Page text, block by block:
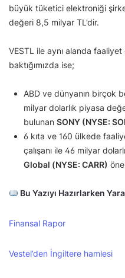
büyük tüketici elektroniği
değeri 8,5 milyar TL’dir.
VESTL ile aynı alanda
baktığımızda ise;
ABD ve dünyanın birçok
milyar dolarlık piyasa
bulunan SONY (NYSE:
6 kıta ve 160 ülkede
çalışanı ile 46 milyar
Global (NYSE: CARR) öne
Bu Yazıyı Hazırlarken
Finansal Rapor
Vestel’den İngiltere hamlesi